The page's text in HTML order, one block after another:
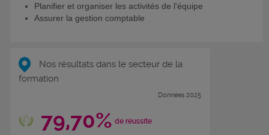
Planifier et organiser les activités de l'équipe
Assurer la gestion comptable
Nos résultats dans le secteur de la
formation
Données 2025
79,70% de réussite